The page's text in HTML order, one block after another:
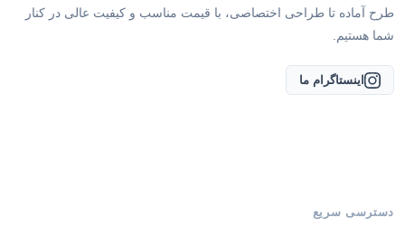
طرح آماده تا طراحی اختصاصی، با قیمت مناسب و کیفیت عالی در کنار
شما هستیم.
اینستاگرام ما
دسترسی سریع